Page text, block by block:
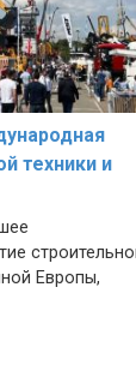
техники и
Европы,